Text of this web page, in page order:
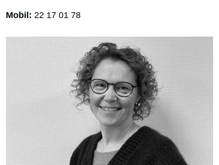
Mobil: 22 17 01 78